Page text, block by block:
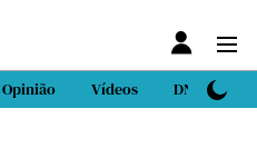
Opinião Vídeos DN Sport